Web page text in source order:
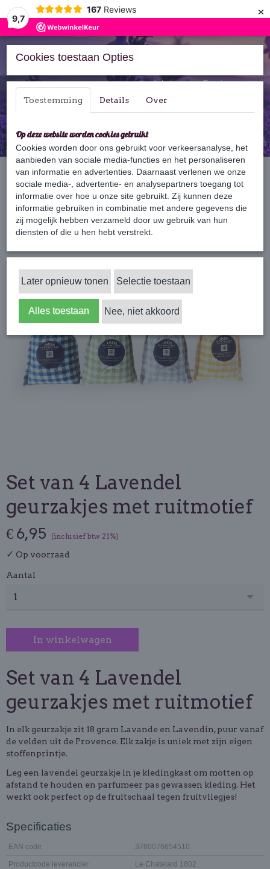
9,7
167 Reviews ×
Inloggen Registreren
Home › Cadeaus & Geschenksets › Lavendel geurzakjes › Set van 4
Lavendel geurzakjes met ruitmotief
Set van 4 Lavendel
geurzakjes met ruitmotief
€ 6,95 (inclusief btw 21%)
✓ Op voorraad
Aantal
In winkelwagen
Set van 4 Lavendel
geurzakjes met ruitmotief
In elk geurzakje zit 18 gram Lavande en Lavendin, puur vanaf
de velden uit de Provence. Elk zakje is uniek met zijn eigen
stoffenprintje.
Leg een lavendel geurzakje in je kledingkast om motten op
afstand te houden en parfumeer pas gewassen kleding. Het
werkt ook perfect op de fruitschaal tegen fruitvliegjes!
Specificaties
EAN code 3760076654510
Productcode leverancier Le Chatelard 1802
Cookies toestaan Opties
Toestemming Details Over
Op deze website worden cookies gebruikt
Cookies worden door ons gebruikt voor verkeersanalyse, het
aanbieden van sociale media-functies en het personaliseren
van informatie en advertenties. Daarnaast verlenen we onze
sociale media-, advertentie- en analysepartners toegang tot
informatie over hoe u onze site gebruikt. Zij kunnen deze
informatie gebruiken in combinatie met andere gegevens die
zij mogelijk hebben verzameld door uw gebruik van hun
diensten of die u hen hebt verstrekt.
Later opnieuw tonen Selectie toestaan
Alles toestaan Nee, niet akkoord